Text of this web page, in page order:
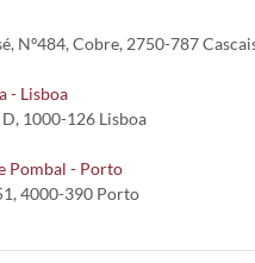
o tipo de análises que
não hesite em nos contactar
de acordo com o seu tarifário
de Análises Clinicas do Grupo
Nº484, Cobre, 2750-787
- Lisboa
D, 1000-126 Lisboa
Pombal - Porto
4000-390 Porto